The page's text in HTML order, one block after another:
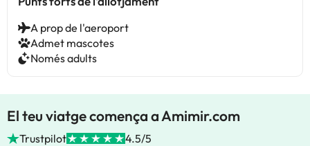
A prop de l'aeroport
Admet mascotes
Només adults
El teu viatge comença a Amimir.com
Trustpilot 4.5/5